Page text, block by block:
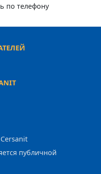
по телефону
публичной